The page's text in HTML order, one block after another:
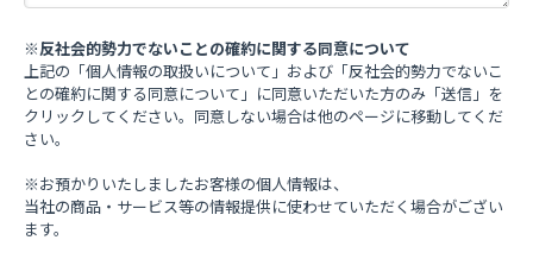
なお、下記に該当する場合は、その旨をお知らせし、求めに
応じないことがあります。
・本人又は第三者の生命，身体又は財産に危害が及ぶおそれ
のある場合
・違法又は不当な行為を助長し，又は誘発するおそれのある
場合
頼関係が損なわれるおそれ
又は他国若しくは国際機関との交渉上不利益を被るおそれの
ある場合
※反社会的勢力でないことの確約に関する同意について
上記の「個人情報の取扱いについて」および「反社会的勢力でないこ
との確約に関する同意について」に同意いただいた方のみ「送信」を
クリックしてください。同意しない場合は他のページに移動してくだ
さい。
※お預かりいたしましたお客様の個人情報は、
当社の商品・サービス等の情報提供に使わせていただく場合がござい
ます。